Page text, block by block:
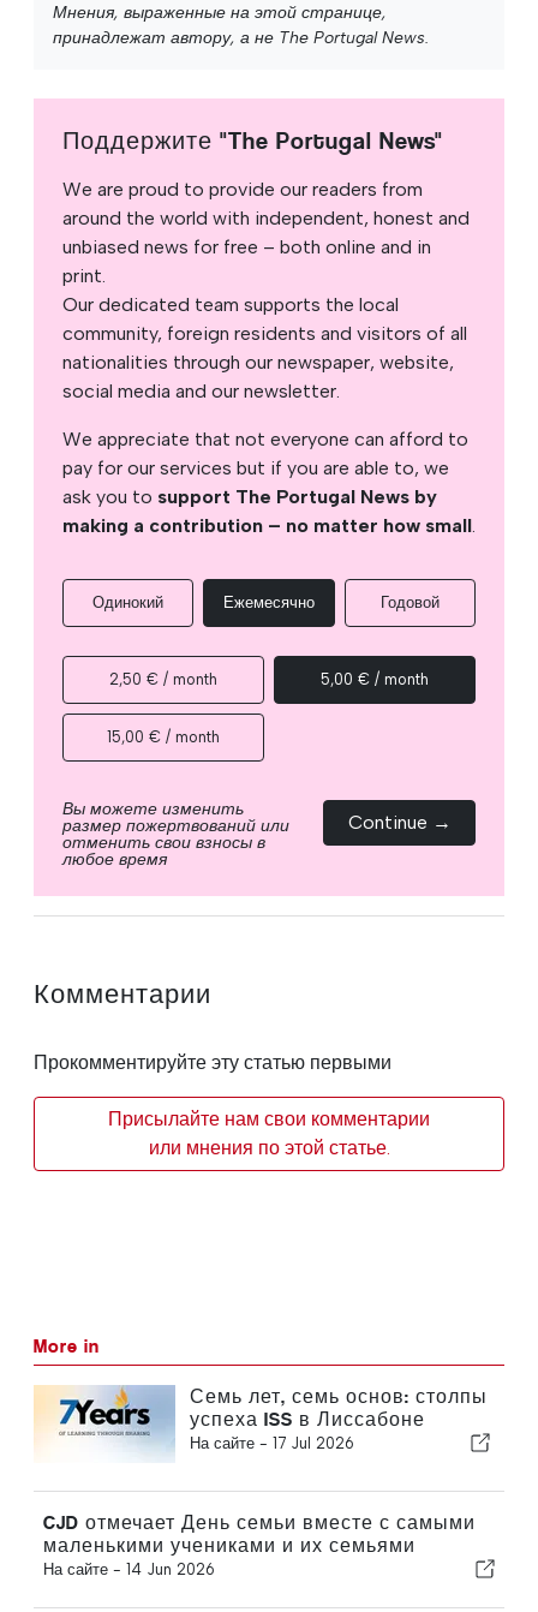
Мнения, выраженные на этой странице,
принадлежат автору, а не The Portugal News.
Поддержите "The Portugal News"
We are proud to provide our readers from
around the world with independent, honest and
unbiased news for free – both online and in
print.
Our dedicated team supports the local
community, foreign residents and visitors of all
nationalities through our newspaper, website,
social media and our newsletter.
We appreciate that not everyone can afford to
pay for our services but if you are able to, we
ask you to support The Portugal News by
making a contribution – no matter how small.
Одинокий Ежемесячно Годовой
2,50 € / month 5,00 € / month
15,00 € / month
Вы можете изменить
размер пожертвований или
отменить свои взносы в
любое время
Continue →
Комментарии
Прокомментируйте эту статью первыми
Присылайте нам свои комментарии
или мнения по этой статье.
More in
Семь лет, семь основ: столпы
успеха ISS в Лиссабоне
На сайте - 17 Jul 2026
CJD отмечает День семьи вместе с самыми
маленькими учениками и их семьями
На сайте - 14 Jun 2026